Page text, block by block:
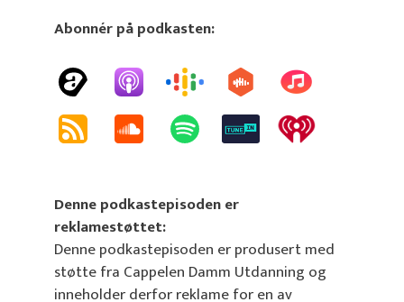
Abonnér på podkasten:
Denne podkastepisoden er
reklamestøttet:
Denne podkastepisoden er produsert med
støtte fra Cappelen Damm Utdanning og
inneholder derfor reklame for en av